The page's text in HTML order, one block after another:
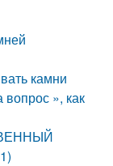
камни
», как